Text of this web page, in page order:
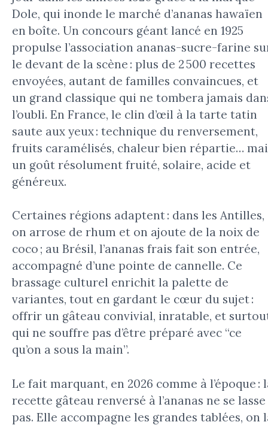
Dole, qui inonde le marché d’ananas hawaïen
en boîte. Un concours géant lancé en 1925
propulse l’association ananas-sucre-farine
le devant de la scène : plus de 2 500 recettes
envoyées, autant de familles convaincues, et
un grand classique qui ne tombera jamais
l’oubli. En France, le clin d’œil à la tarte tatin
saute aux yeux : technique du renversement,
fruits caramélisés, chaleur bien répartie…
un goût résolument fruité, solaire, acide et
généreux.
Certaines régions adaptent : dans les Antilles,
on arrose de rhum et on ajoute de la noix de
coco ; au Brésil, l’ananas frais fait son entrée,
accompagné d’une pointe de cannelle. Ce
brassage culturel enrichit la palette de
variantes, tout en gardant le cœur du sujet :
offrir un gâteau convivial, inratable, et
qui ne souffre pas d’être préparé avec “ce
qu’on a sous la main”.
Le fait marquant, en 2026 comme à l’époque :
recette gâteau renversé à l’ananas ne se lasse
pas. Elle accompagne les grandes tablées, on